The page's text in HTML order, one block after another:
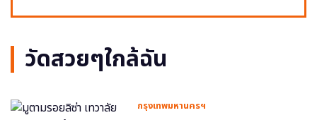
วัดสวยๆใกล้ฉัน
กรุงเทพมหานครฯ